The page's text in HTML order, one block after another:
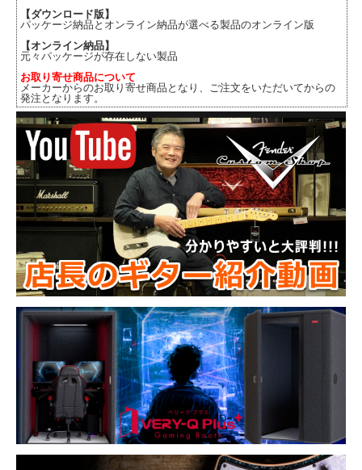
【ダウンロード版】
パッケージ納品とオンライン納品が選べる製品のオンライン版
【オンライン納品】
元々パッケージが存在しない製品
お取り寄せ商品について
メーカーからのお取り寄せ商品となり、ご注文をいただいてからの
発注となります。